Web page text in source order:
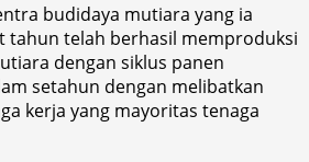
budidaya mutiara yang ia
tahun telah berhasil memproduksi
dengan siklus panen
setahun dengan melibatkan
kerja yang mayoritas tenaga